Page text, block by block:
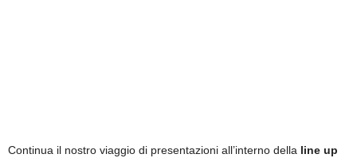
Continua il nostro viaggio di presentazioni all’interno della line up